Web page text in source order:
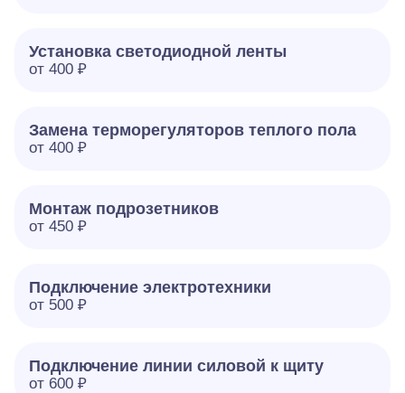
Установка светодиодной ленты
от 400 ₽
Замена терморегуляторов теплого пола
от 400 ₽
Монтаж подрозетников
от 450 ₽
Подключение электротехники
от 500 ₽
Подключение линии силовой к щиту
от 600 ₽